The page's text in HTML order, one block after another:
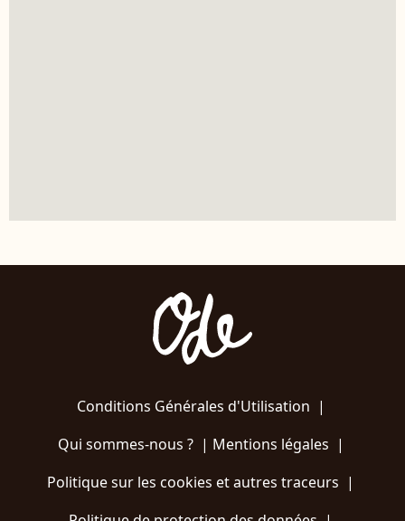
Conditions Générales d'Utilisation |
Qui sommes-nous ?| Mentions légales |
Politique sur les cookies et autres traceurs |